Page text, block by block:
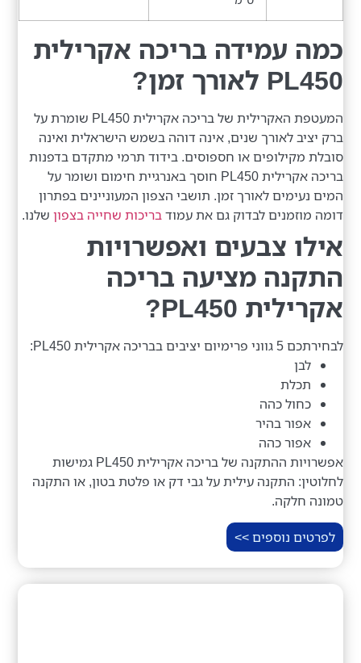
כמה עמידה בריכה אקרילית
PL450 לאורך זמן?
המעטפת האקרילית של בריכה אקרילית PL450 שומרת על
ברק יציב לאורך שנים, אינה דוהה בשמש הישראלית ואינה
סובלת מקילופים או חספוסים. בידוד תרמי מתקדם בדפנות
בריכה אקרילית PL450 חוסך באנרגיית חימום ושומר על
המים נעימים לאורך זמן. תושבי הצפון המעוניינים בפתרון
דומה מוזמנים לבדוק גם את עמודבריכות שחייה בצפון שלנו.
אילו צבעים ואפשרויות
התקנה מציעה בריכה
אקרילית PL450?
לבחירתכם 5 גווני פרימיום יציבים בבריכה אקרילית PL450:
לבן
תכלת
כחול כהה
אפור בהיר
אפור כהה
אפשרויות ההתקנה של בריכה אקרילית PL450 גמישות
לחלוטין: התקנה עילית על גבי דק או פלטת בטון, או התקנה
טמונה חלקה.
לפרטים נוספים >>